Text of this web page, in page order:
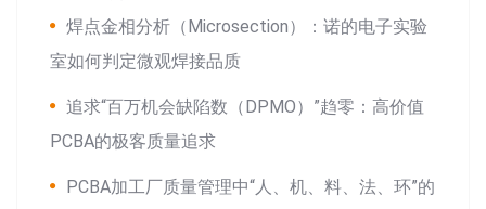
焊点金相分析（Microsection）：诺的电子实验
室如何判定微观焊接品质
追求“百万机会缺陷数（DPMO）”趋零：高价值
PCBA的极客质量追求
PCBA加工厂质量管理中“人、机、料、法、环”的